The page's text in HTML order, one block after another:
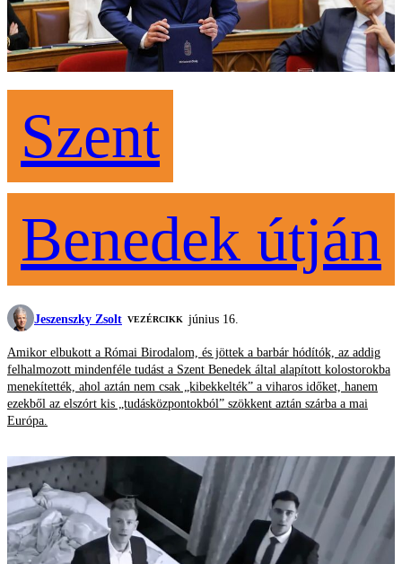
Szent
Benedek útján
Jeszenszky Zsolt VEZÉRCIKK június 16.
Amikor elbukott a Római Birodalom, és jöttek a barbár hódítók, az addig
felhalmozott mindenféle tudást a Szent Benedek által alapított kolostorokba
menekítették, ahol aztán nem csak „kibekkelték” a viharos időket, hanem
ezekből az elszórt kis „tudásközpontokból” szökkent aztán szárba a mai
Európa.